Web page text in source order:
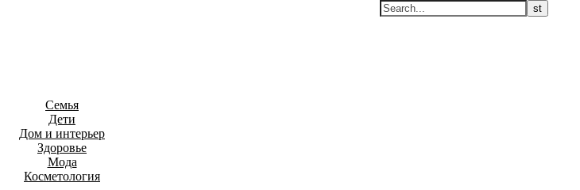
Семья
Дети
Дом и интерьер
Здоровье
Мода
Косметология